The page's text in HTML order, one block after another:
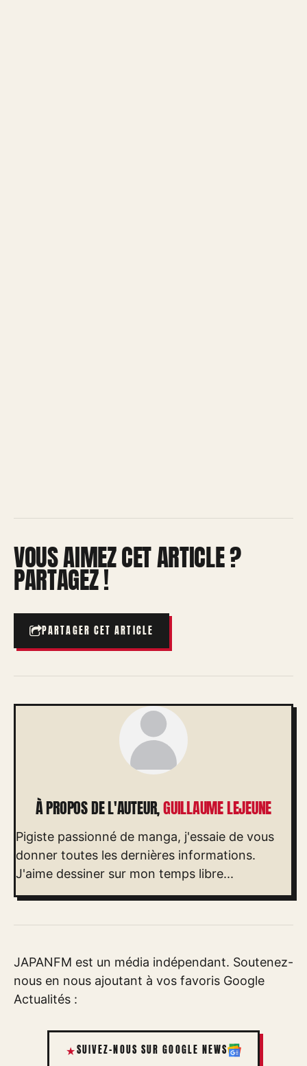
VOUS AIMEZ CET ARTICLE ?
PARTAGEZ !
PARTAGER CET ARTICLE
À PROPOS DE L'AUTEUR,GUILLAUME LEJEUNE
Pigiste passionné de manga, j'essaie de vous
donner toutes les dernières informations.
J'aime dessiner sur mon temps libre...
JAPANFM est un média indépendant. Soutenez-
nous en nous ajoutant à vos favoris Google
Actualités :
SUIVEZ-NOUS SUR GOOGLE NEWS